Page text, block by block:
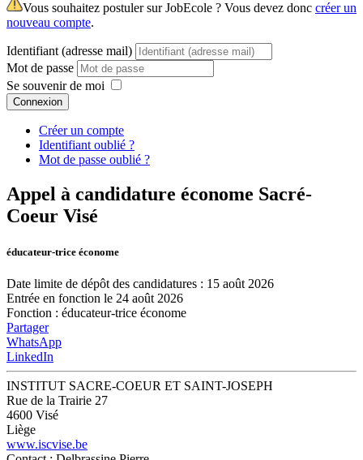
Vous souhaitez postuler sur JobEcole ? Vous devez donc créer un
nouveau compte.
Identifiant (adresse mail)
Mot de passe
Se souvenir de moi
Connexion
Créer un compte
Identifiant oublié ?
Mot de passe oublié ?
Appel à candidature économe Sacré-
Coeur Visé
éducateur-trice économe
Date limite de dépôt des candidatures : 15 août 2026
Entrée en fonction le 24 août 2026
Fonction : éducateur-trice économe
Partager
WhatsApp
LinkedIn
INSTITUT SACRE-COEUR ET SAINT-JOSEPH
Rue de la Trairie 27
4600 Visé
Liège
www.iscvise.be